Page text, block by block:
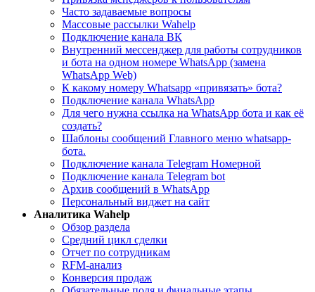
Часто задаваемые вопросы
Массовые рассылки Wahelp
Подключение канала ВК
Внутренний мессенджер для работы сотрудников
и бота на одном номере WhatsApp (замена
WhatsApp Web)
К какому номеру Whatsapp «привязать» бота?
Подключение канала WhatsApp
Для чего нужна ссылка на WhatsApp бота и как её
создать?
Шаблоны сообщений Главного меню whatsapp-
бота.
Подключение канала Telegram Номерной
Подключение канала Telegram bot
Архив сообщений в WhatsApp
Персональный виджет на сайт
Aналитика Wahelp
Обзор раздела
Средний цикл сделки
Отчет по сотрудникам
RFM-анализ
Конверсия продаж